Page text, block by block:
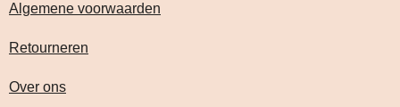
Algemene voorwaarden
Retourneren
Over ons